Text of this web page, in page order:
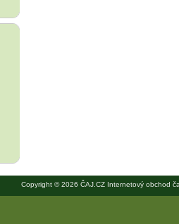
Copyright © 2026 ČAJ.CZ Internetový obchod